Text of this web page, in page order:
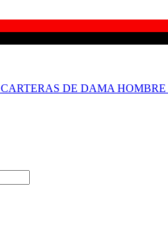
CARTERAS DE DAMA HOMBRE